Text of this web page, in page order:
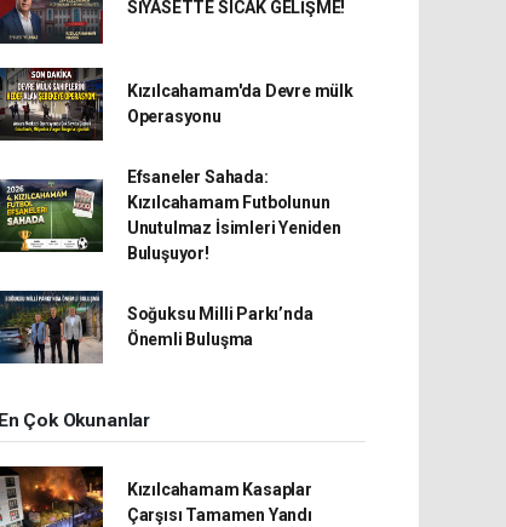
SİYASETTE SICAK GELİŞME!
Kızılcahamam'da Devre mülk
Operasyonu
Efsaneler Sahada:
Kızılcahamam Futbolunun
Unutulmaz İsimleri Yeniden
Buluşuyor!
Soğuksu Milli Parkı’nda
Önemli Buluşma
En Çok Okunanlar
Kızılcahamam Kasaplar
Çarşısı Tamamen Yandı